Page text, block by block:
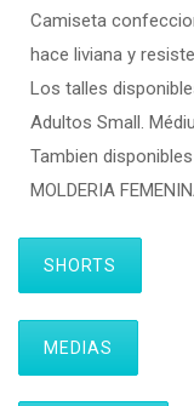
Camiseta
hace liviana y
Los talles
Adultos Small.
Tambien
MOLDERIA
SHORTS
MEDIAS